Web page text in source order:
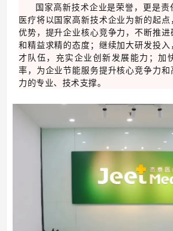
国家高新技术企业是荣誉，更是
医疗将以国家高新技术企业为新的起
优势，提升企业核心竞争力，不断推
和精益求精的态度；继续加大研发投入
才队伍，充实企业创新发展能力；加
率，为企业节能服务提升核心竞争力
力的专业、技术支撑。